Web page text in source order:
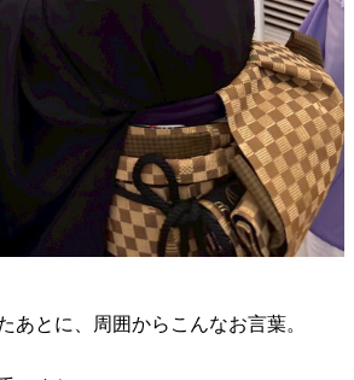
あとに、周囲からこんなお言葉。